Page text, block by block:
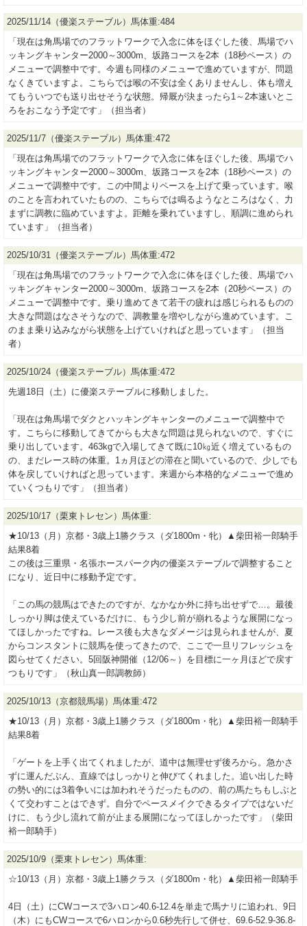
2025/11/14（優楽ステーブル）馬体重:484
「現在は角馬場でのフラットワークで入念に体をほぐした後、馬場でハ
ッキングキャンター2000～3000m、坂路コースを2本（18秒ペース）の
メニューで調整中です。今週も同様のメニューで進めていますが、問題
なくきていますよ。こちらでは喉の不安は全くありませんし、体も増え
てもういつでも送り出せそうな状態。帰厩が決まったら1～2本速いとこ
ろをおこなう予定です」（担当者）
2025/11/7（優楽ステーブル）馬体重:472
「現在は角馬場でのフラットワークで入念に体をほぐした後、馬場でハ
ッキングキャンター2000～3000m、坂路コースを2本（18秒ペース）の
メニューで調整中です。この中間よりペースを上げて乗っています。喉
のことを言われていたものの、こちらでは鳴るようなところはなく、力
まずに調教に臨めていますよ。距離を乗れていますし、順調に進められ
ています」（担当者）
2025/10/31（優楽ステーブル）馬体重:472
「現在は角馬場でのフラットワークで入念に体をほぐした後、馬場でハ
ッキングキャンター2000～3000m、坂路コースを2本（20秒ペース）の
メニューで調整中です。乗り進めてきて若干の疲れは感じられるものの
大きな問題はなさそうなので、調教量を増やしながら進めています。こ
のまま乗り込みながら状態を上げていければと思っています」（担当
者）
2025/10/24（優楽ステーブル）馬体重:472
先週18日（土）に優楽ステーブルに移動しました。
「現在は角馬場でダクとハッキングキャンターのメニューで調整中で
す。こちらに移動してきてからも大きな問題は見られないので、すぐに
乗り出しています。463kgで入場してきて既に10㎏近く増えているもの
の、まだレース時の体重。1ヵ月ほどの滞在と聞いているので、少しでも
体を戻していければと思っています。来週から本格的なメニューで進め
ていくつもりです」（担当者）
2025/10/17（栗東トレセン）馬体重:
★10/13（月）京都・3歳上1勝クラス（ダ1800m・牝）▲柴田裕一郎騎手
結果8着
この後は三重県・名張ホースパーク内の優楽ステーブルで調整すること
になり、近日中に移動予定です。
「この馬の競馬はできたのですが、なかなか外に持ち出せずで…。最後
しっかり脚は使えているだけに、もう少し前が崩れるような展開になっ
てほしかったですね。レース後も大きなダメージは見られませんが、夏
からコンスタントに競馬を使ってきたので、ここで一旦リフレッシュを
図らせてください。5回阪神開催（12/06～）を目標に一ヶ月ほどで戻す
つもりです」（秋山真一郎調教師）
2025/10/13（京都競馬場）馬体重:472
★10/13（月）京都・3歳上1勝クラス（ダ1800m・牝）▲柴田裕一郎騎手
結果8着
「ゲートを上手く出てくれましたが、道中は無理せず後ろから。急かさ
ずに運んだぶん、直線ではしっかりと伸びてくれました。追い出した時
の勢い的には3着争いには加われそうだったものの、前の馬たちもしぶと
くて交わすことはできず。自分でペースメイクできるタイプではないだ
けに、もう少し流れて前が止まる展開になってほしかったです」（柴田
裕一郎騎手）
2025/10/9（栗東トレセン）馬体重:
☆10/13（月）京都・3歳上1勝クラス（ダ1800m・牝）▲柴田裕一郎騎手
4日（土）にCWコースで3ハロン40.6-12.4を単走で馬ナリに追われ、9日
（木）にもCWコースで6ハロンから0.6秒先行して併せ、69.6-52.9-36.8-